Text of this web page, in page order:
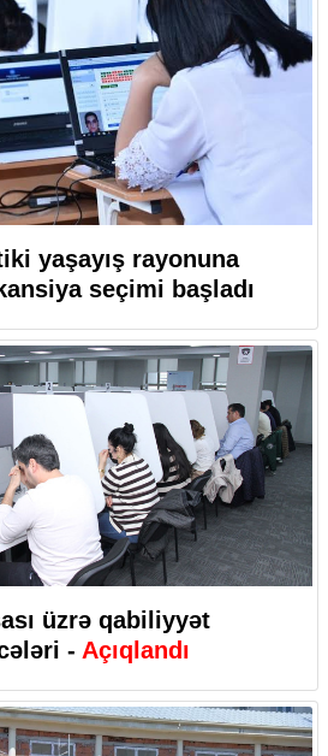
yaşayış rayonuna
seçimi başladı
üzrə qabiliyyət
- Açıqlandı